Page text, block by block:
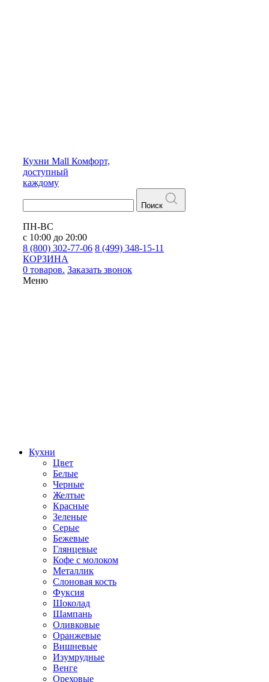
Кухни Mall Комфорт,
доступный
каждому
Поиск
ПН-ВС
с 10:00 до 20:00
8 (800) 302-77-06 8 (499) 348-15-11
КОРЗИНА
0 товаров. Заказать звонок
Меню
Кухни
Цвет
Белые
Черные
Желтые
Красные
Зеленые
Серые
Бежевые
Глянцевые
Кофе с молоком
Металлик
Слоновая кость
Фуксия
Шоколад
Шампань
Оливковые
Оранжевые
Вишневые
Изумрудные
Венге
Ореховые